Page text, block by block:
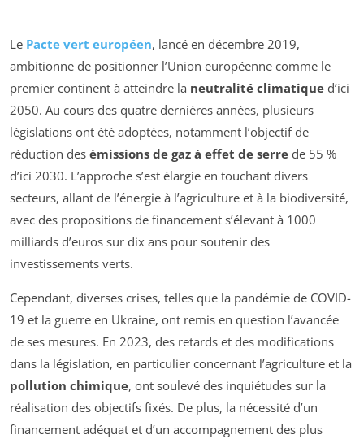
Le Pacte vert européen, lancé en décembre 2019,
ambitionne de positionner l’Union européenne comme le
premier continent à atteindre la neutralité climatique d’ici
2050. Au cours des quatre dernières années, plusieurs
législations ont été adoptées, notamment l’objectif de
réduction des émissions de gaz à effet de serre de 55 %
d’ici 2030. L’approche s’est élargie en touchant divers
secteurs, allant de l’énergie à l’agriculture et à la biodiversité,
avec des propositions de financement s’élevant à 1000
milliards d’euros sur dix ans pour soutenir des
investissements verts.
Cependant, diverses crises, telles que la pandémie de COVID-
19 et la guerre en Ukraine, ont remis en question l’avancée
de ses mesures. En 2023, des retards et des modifications
dans la législation, en particulier concernant l’agriculture et la
pollution chimique, ont soulevé des inquiétudes sur la
réalisation des objectifs fixés. De plus, la nécessité d’un
financement adéquat et d’un accompagnement des plus